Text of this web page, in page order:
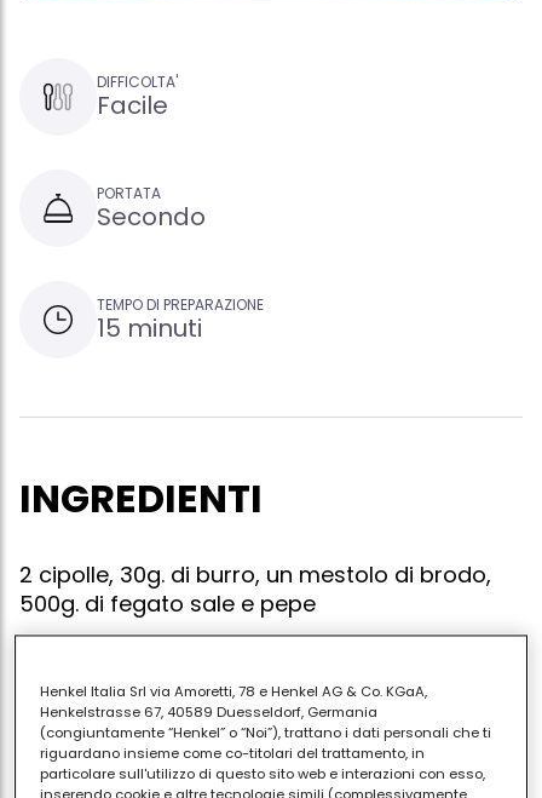
DIFFICOLTA'
Facile
PORTATA
Secondo
TEMPO DI PREPARAZIONE
15 minuti
INGREDIENTI
2 cipolle, 30g. di burro, un mestolo di brodo,
500g. di fegato sale e pepe
Fate appassire una cipolla affettata con 30g. di
burro, poi levatela e mettete in padella un'altra
cipolla tagliata al velo; lasciatela dorare piano,
Henkel Italia Srl via Amoretti, 78 e Henkel AG & Co. KGaA,
Henkelstrasse 67, 40589 Duesseldorf, Germania
(congiuntamente “Henkel” o “Noi”), trattano i dati personali che ti
riguardano insieme come co-titolari del trattamento, in
particolare sull'utilizzo di questo sito web e interazioni con esso,